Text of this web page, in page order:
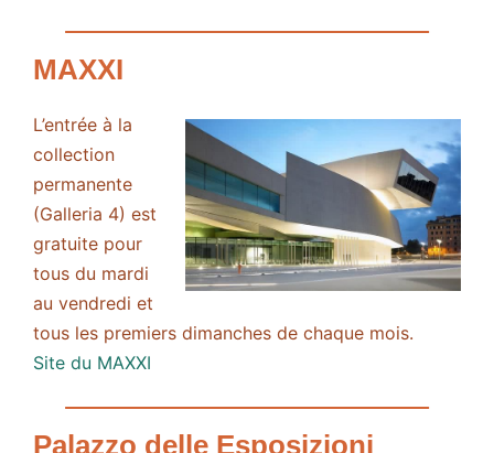
MAXXI
L’entrée à la
collection
permanente
(Galleria 4) est
gratuite pour
tous du mardi
au vendredi et
tous les premiers dimanches de chaque mois.
Site du MAXXI
Palazzo delle Esposizioni